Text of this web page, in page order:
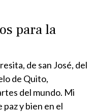
para la
de san José, del
de Quito,
del mundo. Mi
paz y bien en el